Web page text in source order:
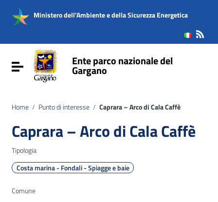
Vai al menu di navigazione
Vai al footer
Ministero dell'Ambiente e della Sicurezza Energetica
Attiva / disattiva la navigazioneEnte parco nazionale del
Gargano
Home / Punto di interesse / Caprara – Arco di Cala Caffè
Caprara – Arco di Cala Caffè
Tipologia
Costa marina - Fondali - Spiagge e baie
Comune